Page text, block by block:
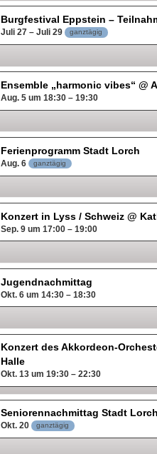
Burgfestival Eppstein –
Juli 27 – Juli 29 ganztägig
Ensemble „harmonic vibes“@
Aug. 5 um 18:30 – 19:30
Ferienprogramm Stadt Lorch
Aug. 6 ganztägig
Konzert in Lyss / Schweiz@
Sep. 9 um 17:00 – 19:00
Jugendnachmittag
Okt. 6 um 14:30 – 18:30
Konzert des Akkordeon-
Halle
Okt. 13 um 19:30 – 22:30
Seniorennachmittag Stadt
Okt. 20 ganztägig